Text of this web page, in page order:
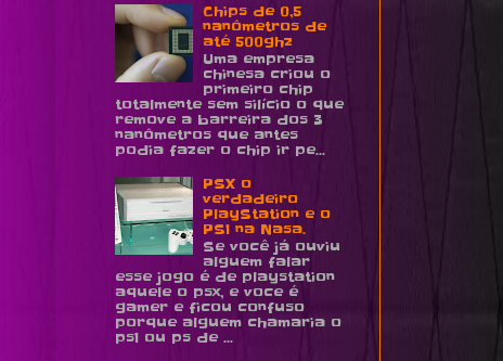
Chips de 0,5
nanômetros de
até 500ghz
Uma empresa
chinesa criou o
primeiro chip
totalmente sem silício o que
remove a barreira dos 3
nanômetros que antes
podia fazer o chip ir pe...
PSX o
verdadeiro
PlayStation e o
PS1 na Nasa.
Se você já ouviu
alguem falar
esse jogo é de playstation
aquele o psx, e voce é
gamer e ficou confuso
porque alguem chamaria o
ps1 ou ps de ...